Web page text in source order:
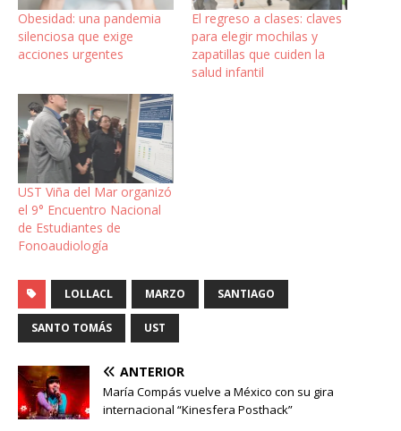
Obesidad: una pandemia
silenciosa que exige
acciones urgentes
El regreso a clases: claves
para elegir mochilas y
zapatillas que cuiden la
salud infantil
UST Viña del Mar organizó
el 9° Encuentro Nacional
de Estudiantes de
Fonoaudiología
LOLLACL MARZO SANTIAGO
SANTO TOMÁS UST
ANTERIOR
María Compás vuelve a México con su gira
internacional “Kinesfera Posthack”